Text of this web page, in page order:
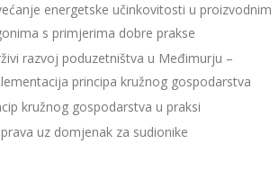
energetske učinkovitosti u proizvodnim
s primjerima dobre prakse
razvoj poduzetništva u Međimurju –
principa kružnog gospodarstva
kružnog gospodarstva u praksi
uz domjenak za sudionike